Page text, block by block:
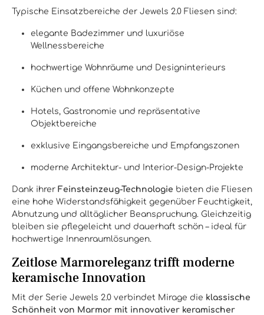
Typische Einsatzbereiche der Jewels 2.0 Fliesen sind:
elegante Badezimmer und luxuriöse
Wellnessbereiche
hochwertige Wohnräume und Designinterieurs
Küchen und offene Wohnkonzepte
Hotels, Gastronomie und repräsentative
Objektbereiche
exklusive Eingangsbereiche und Empfangszonen
moderne Architektur- und Interior-Design-Projekte
Dank ihrer Feinsteinzeug-Technologie bieten die Fliesen
eine hohe Widerstandsfähigkeit gegenüber Feuchtigkeit,
Abnutzung und alltäglicher Beanspruchung. Gleichzeitig
bleiben sie pflegeleicht und dauerhaft schön – ideal für
hochwertige Innenraumlösungen.
Zeitlose Marmoreleganz trifft moderne
keramische Innovation
Mit der Serie Jewels 2.0 verbindet Mirage die klassische
Schönheit von Marmor mit innovativer keramischer